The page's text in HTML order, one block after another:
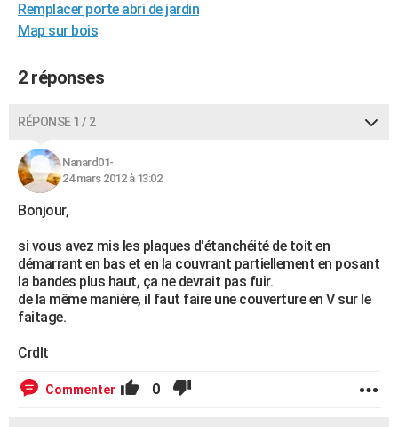
S'inscrire
Se connecter
Lycées
Collèges
Primaires
Universités
Entreprises
Service militaire
Avis de recherche
AVIS DE DÉCÈS
Bricolage
Lifestyle
Culture
Television
Voyage
Remplacer porte abri de jardin
Map sur bois
2 réponses
RÉPONSE 1 / 2
Nanard01-
24 mars 2012 à 13:02
Bonjour,
si vous avez mis les plaques d'étanchéité de toit en
démarrant en bas et en la couvrant partiellement en posant
la bandes plus haut, ça ne devrait pas fuir.
de la même manière, il faut faire une couverture en V sur le
faitage.
Crdlt
Commenter 0